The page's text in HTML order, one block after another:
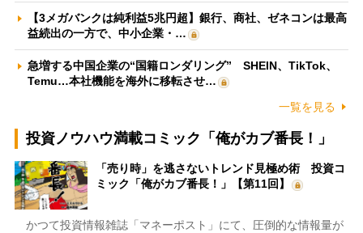
【3メガバンクは純利益5兆円超】銀行、商社、ゼネコンは最高
益続出の一方で、中小企業・…
急増する中国企業の“国籍ロンダリング” SHEIN、TikTok、
Temu…本社機能を海外に移転させ…
一覧を見る
投資ノウハウ満載コミック「俺がカブ番長！」
「売り時」を逃さないトレンド見極め術 投資コ
ミック「俺がカブ番長！」【第11回】
かつて投資情報雑誌「マネーポスト」にて、圧倒的な情報量が